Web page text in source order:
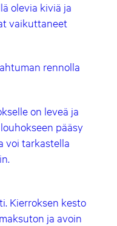
olevia kiviä ja
vaikuttaneet
rennolla
on leveä ja
pääsy
voi tarkastella
Kierroksen kesto
ja avoin